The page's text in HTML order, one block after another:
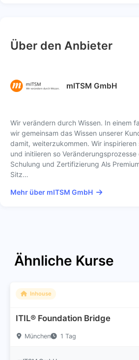
Über den Anbieter
mITSM GmbH
Wir verändern durch Wissen. In einem
wir gemeinsam das Wissen unserer
damit, weiterzukommen. Wir
und initiieren so
Schulung und Zertifizierung Als
Sitz…
Mehr über mITSM GmbH
Ähnliche Kurse
Inhouse
ITIL® Foundation Bridge
München 1 Tag